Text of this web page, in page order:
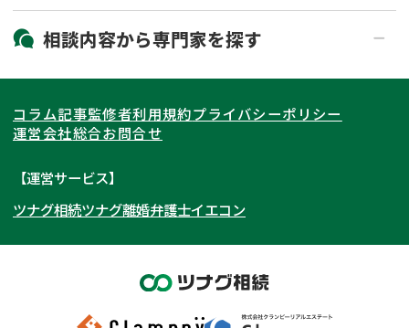
北海道・東北
北海道 青森県
岩手県 宮城県
秋田県
福島県
関東
東京都 神奈川県
埼玉県
茨城県 群馬県
東海
愛知県
岐阜県 山梨県
関西
大阪府 京都府
奈良県
和歌山県
北陸・甲信越
石川県
富山県
岡山県
九州・沖縄
相談内容から専門家を探す
相続登記
遺産分割
相続手続き
家族信託
成年後見・任意後見
相続財産調査
コラム記事監修者利用規約プライバシーポリシー
運営会社総合お問合せ
【運営サービス】
ツナグ相続ツナグ離婚弁護士イエコン